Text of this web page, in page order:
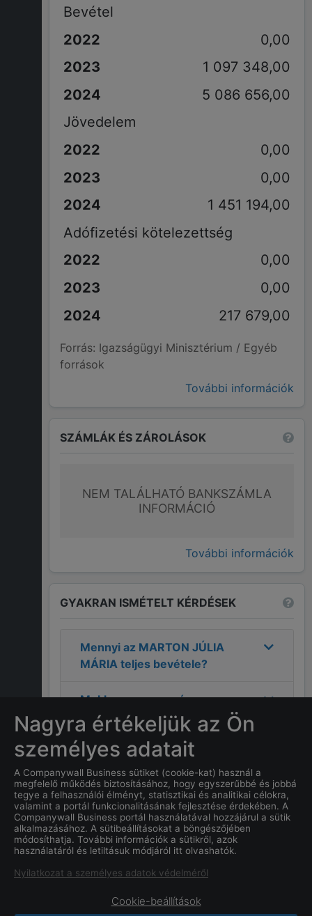
Bevétel
0,00
1 097 348,00
5 086 656,00
Jövedelem
0,00
0,00
1 451 194,00
Adófizetési kötelezettség
0,00
0,00
217 679,00
Forrás: Igazságügyi Minisztérium / Egyéb
források
További információk
SZÁMLÁK ÉS ZÁROLÁSOK
NEM TALÁLHATÓ BANKSZÁMLA
INFORMÁCIÓ
További információk
GYAKRAN ISMÉTELT KÉRDÉSEK
Mennyi az MARTON JÚLIA
MÁRIA teljes bevétele?
Mekkora a nyereség a
2024-as évre vonatkozóan a
MARTON JÚLIA MÁRIA
cégnél?
MiMARTON JÚLIA MÁRIA
címe?
Mi aMARTON JÚLIA MÁRIA
cég alapításának dátuma?
Nagyra értékeljük az Ön
személyes adatait
A Companywall Business sütiket (cookie-kat) használ a
megfelelő működés biztosításához, hogy egyszerűbbé és jobbá
tegye a felhasználói élményt, statisztikai és analitikai célokra,
valamint a portál funkcionalitásának fejlesztése érdekében. A
Companywall Business portál használatával hozzájárul a sütik
alkalmazásához. A sütibeállításokat a böngészőjében
módosíthatja. További információk a sütikről, azok
használatáról és letiltásuk módjáról itt olvashatók.
Nyilatkozat a személyes adatok védelméről
Cookie-beállítások